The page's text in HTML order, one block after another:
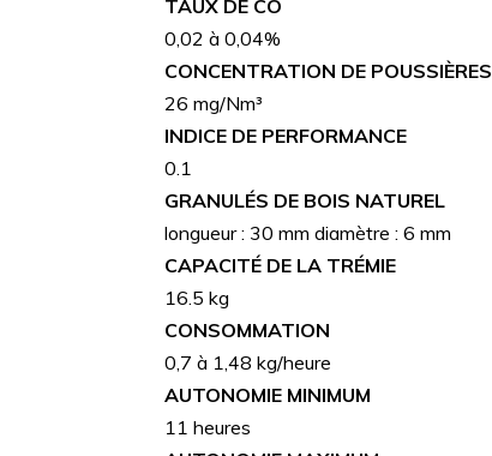
TAUX DE CO
0,02 à 0,04%
CONCENTRATION DE POUSSIÈRES
26 mg/Nm³
INDICE DE PERFORMANCE
0.1
GRANULÉS DE BOIS NATUREL
longueur : 30 mm diamètre : 6 mm
CAPACITÉ DE LA TRÉMIE
16.5 kg
CONSOMMATION
0,7 à 1,48 kg/heure
AUTONOMIE MINIMUM
11 heures